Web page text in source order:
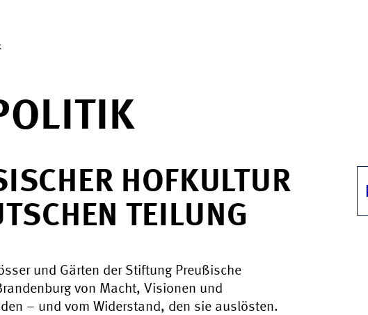
HOFKULTUR B
TEILUNG
und Gärten der Stiftung Preußische
von Macht, Visionen und
– und vom Widerstand, den sie auslösten.